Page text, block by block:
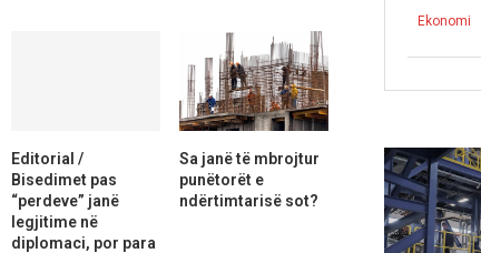
Ekonomi
Editorial /
Bisedimet pas
“perdeve” janë
legjitime në
diplomaci, por para
Sa janë të mbrojtur
punëtorët e
ndërtimtarisë sot?